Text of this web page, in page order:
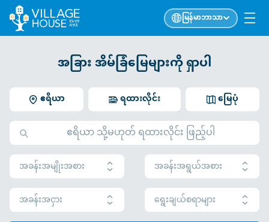
မြန်မာဘာသာ
အခြား အိမ်ခြံမြေများကို ရှာပါ
ဧရိယာ မြေပုံ
ရထားလိုင်း
အခန်းအမျိုးအစား
အခန်းအရွယ်အစား
အခန်းအငှား
ရွေးချယ်စရာများ